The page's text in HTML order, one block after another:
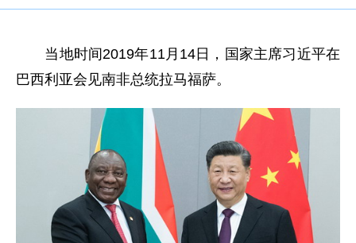
当地时间2019年11月14日，国家主席习近平在
巴西利亚会见南非总统拉马福萨。